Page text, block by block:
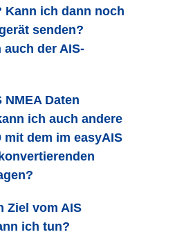
ich dann noch
senden?
der AIS-
Daten
ich auch andere
mit dem im easyAIS
Ziel vom AIS
ich tun?